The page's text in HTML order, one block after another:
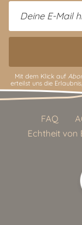
Mit dem Klick auf
erteilst uns die
FAQ
Echtheit von